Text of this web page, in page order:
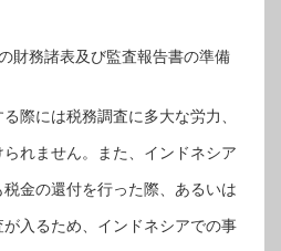
財務諸表及び監査報告書の準備
際には税務調査に多大な労力、
れません。また、インドネシア
金の還付を行った際、あるいは
入るため、インドネシアでの事